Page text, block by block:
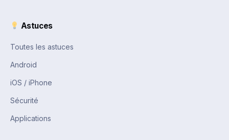
Astuces
Toutes les astuces
Android
iOS / iPhone
Sécurité
Applications